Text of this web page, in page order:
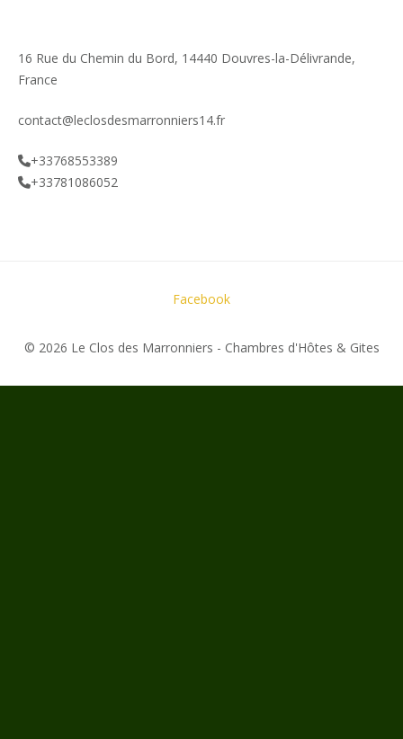
16 Rue du Chemin du Bord, 14440 Douvres-la-Délivrande,
France
contact@leclosdesmarronniers14.fr
+33768553389
+33781086052
© 2026 Le Clos des Marronniers - Chambres d'Hôtes & Gites
Facebook